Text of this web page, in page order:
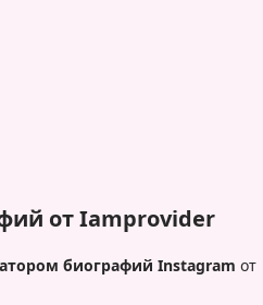
от Iamprovider
биографий Instagram от